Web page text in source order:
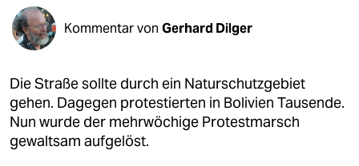
öko
gesellschaft
kultur
sport
berlin
Kommentar von Gerhard Dilger
Die Straße sollte durch ein Naturschutzgebiet
gehen. Dagegen protestierten in Bolivien Tausende.
Nun wurde der mehrwöchige Protestmarsch
gewaltsam aufgelöst.